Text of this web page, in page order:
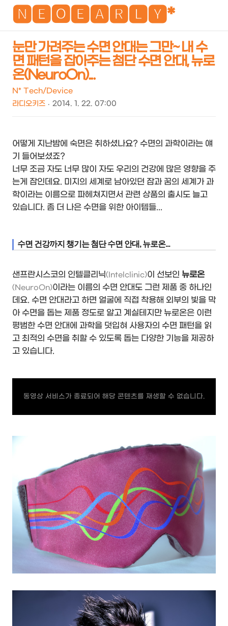
🅽🅴🅾🅴🅰🆁🅻🆈*
검
메
눈만 가려주는 수면 안대는 그만~ 내 수
면 패턴을 잡아주는 첨단 수면 안대, 뉴로
온(NeuroOn)...
N* Tech/Device
라디오키즈
2014. 1. 22. 07:00
어떻게 지난밤에 숙면은 취하셨나요? 수면의 과학이라는 얘
기 들어보셨죠?
너무 조금 자도 너무 많이 자도 우리의 건강에 많은 영향을 주
는게 잠인데요. 미지의 세계로 남아있던 잠과 꿈의 세계가 과
학이라는 이름으로 파헤쳐지면서 관련 상품의 출시도 늘고
있습니다. 좀 더 나은 수면을 위한 아이템들...
수면 건강까지 챙기는 첨단 수면 안대, 뉴로온...
샌프란시스코의 인텔클리닉(Intelclinic)이 선보인 뉴로온
(NeuroOn)이라는 이름의 수면 안대도 그런 제품 중 하나인
데요. 수면 안대라고 하면 얼굴에 직접 착용해 외부의 빛을 막
아 수면을 돕는 제품 정도로 알고 계실테지만 뉴로온은 이런
평범한 수면 안대에 과학을 덧입혀 사용자의 수면 패턴을 읽
고 최적의 수면을 취할 수 있도록 돕는 다양한 기능을 제공하
고 있습니다.
동영상 서비스가 종료되어 해당 콘텐츠를 재생할 수 없습니다.